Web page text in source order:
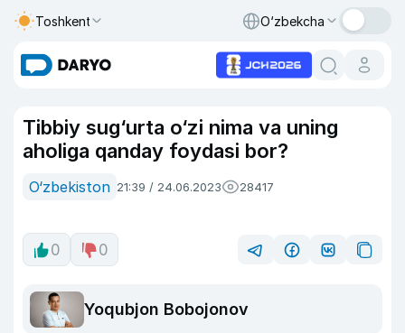
Toshkent O‘zbekcha
Tibbiy sug‘urta o‘zi nima va uning
aholiga qanday foydasi bor?
O‘zbekiston 21:39 / 24.06.2023 28417
0 0
Yoqubjon Bobojonov